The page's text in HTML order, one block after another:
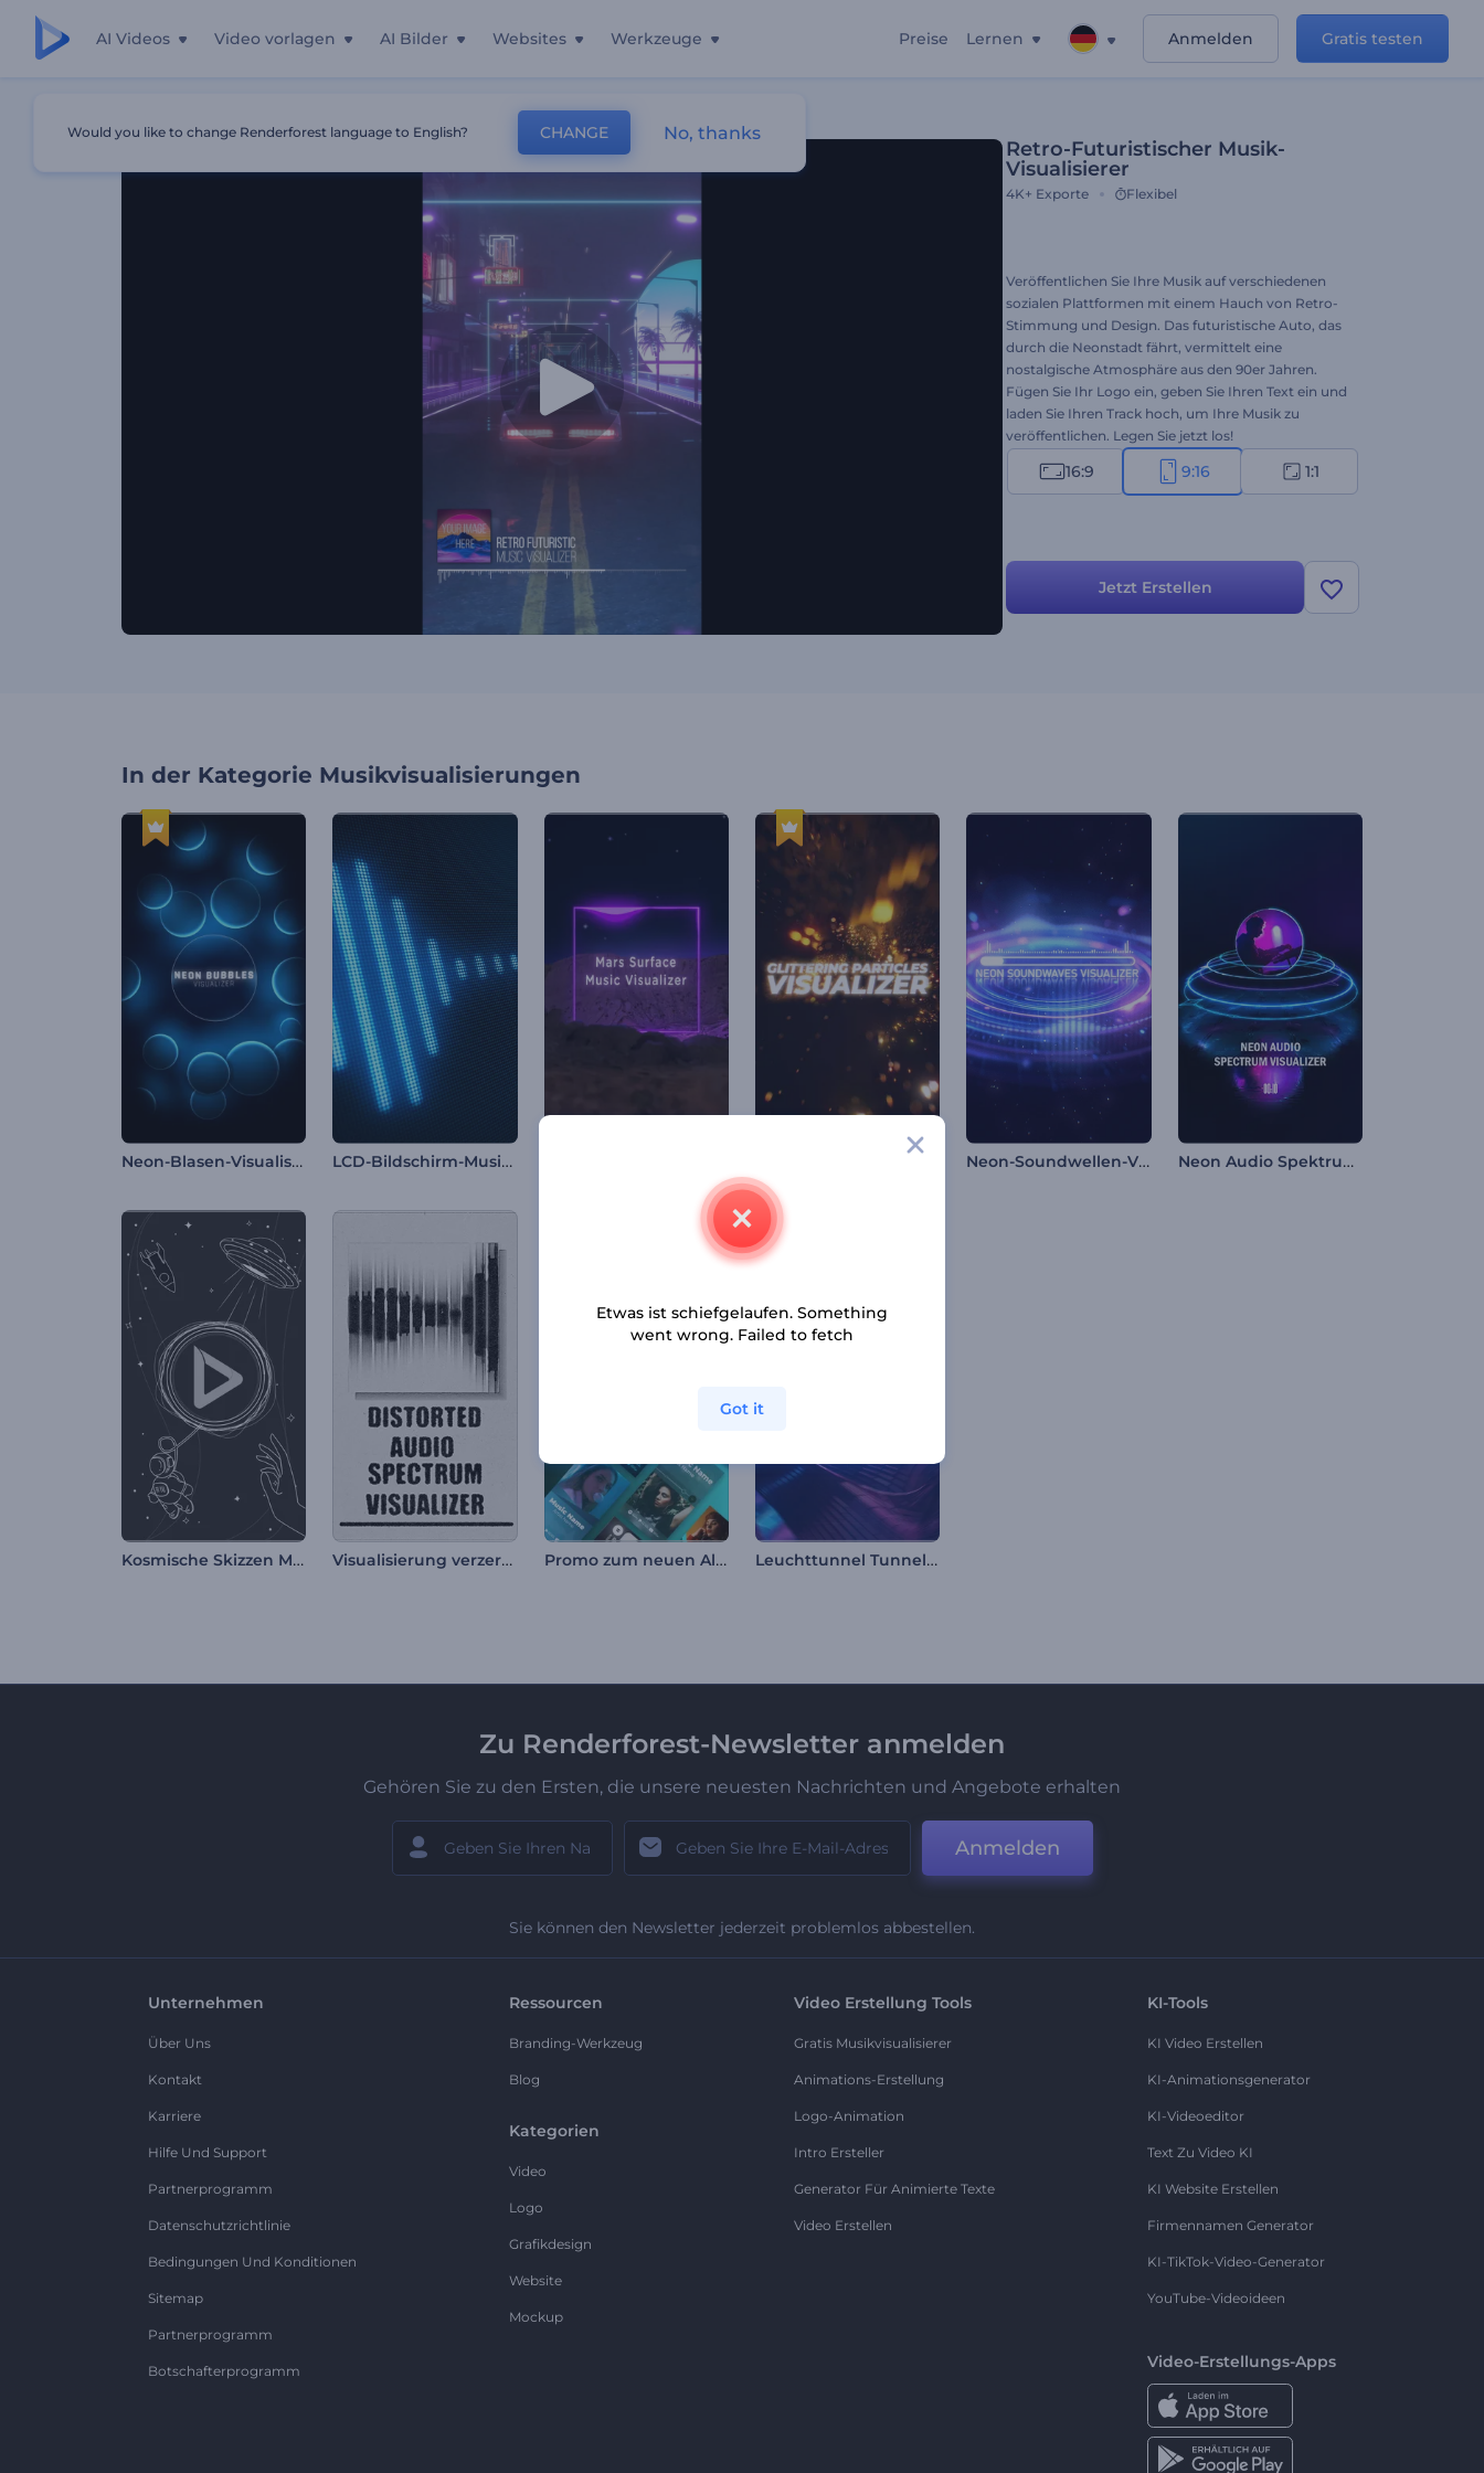
AI Videos Video vorlagen AI Bilder Websites Werkzeuge Preise Lernen Anmelden Gratis testen
Retro-Futuristischer Musik-Visualisierer
Retro-Futuristischer Musik-
Visualisierer
4K+ Exporte Flexibel
Veröffentlichen Sie Ihre Musik auf verschiedenen
sozialen Plattformen mit einem Hauch von Retro-
Stimmung und Design. Das futuristische Auto, das
durch die Neonstadt fährt, vermittelt eine
nostalgische Atmosphäre aus den 90er Jahren.
Fügen Sie Ihr Logo ein, geben Sie Ihren Text ein und
laden Sie Ihren Track hoch, um Ihre Musik zu
veröffentlichen. Legen Sie jetzt los!
16:9 9:16 1:1
Jetzt Erstellen
In der Kategorie Musikvisualisierungen
Neon-Blasen-Visualisierer LCD-Bildschirm-Musik-Visualizer Neon-Soundwellen-Visualisierer Neon Audio Spektrum Visualisierer
Kosmische Skizzen Musik Visualisierer Visualisierung verzerrter Audiospektren Promo zum neuen Album-Release Leuchttunnel Tunnel-Visualisierer
Zu Renderforest-Newsletter anmelden
Gehören Sie zu den Ersten, die unsere neuesten Nachrichten und Angebote erhalten
Anmelden
Sie können den Newsletter jederzeit problemlos abbestellen.
Unternehmen
Über Uns
Kontakt
Karriere
Hilfe Und Support
Partnerprogramm
Datenschutzrichtlinie
Bedingungen Und Konditionen
Sitemap
Partnerprogramm
Botschafterprogramm
Ressourcen
Branding-Werkzeug
Blog
Kategorien
Video
Logo
Grafikdesign
Website
Mockup
Video Erstellung Tools
Gratis Musikvisualisierer
Animations-Erstellung
Logo-Animation
Intro Ersteller
Generator Für Animierte Texte
Video Erstellen
KI-Tools
KI Video Erstellen
KI-Animationsgenerator
KI-Videoeditor
Text Zu Video KI
KI Website Erstellen
Firmennamen Generator
KI-TikTok-Video-Generator
YouTube-Videoideen
Video-Erstellungs-Apps
Would you like to change Renderforest language to English? CHANGE No, thanks
Etwas ist schiefgelaufen. Something
went wrong. Failed to fetch
Got it